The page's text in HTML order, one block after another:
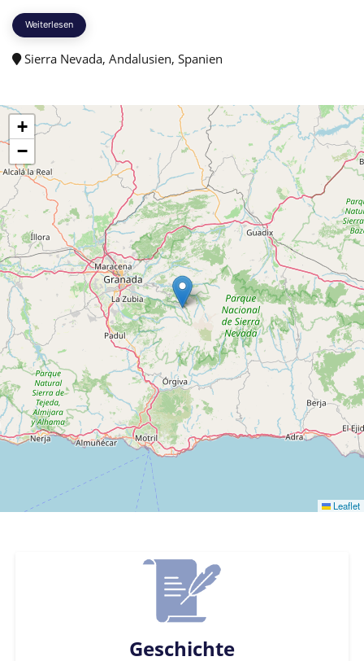
Weiterlesen
Sierra Nevada, Andalusien, Spanien
+
−
Leaflet
Geschichte